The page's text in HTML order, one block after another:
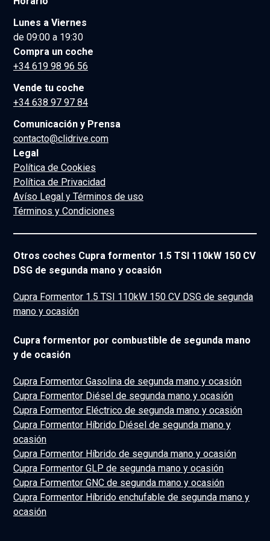
Lunes a Viernes
de 09:00 a 19:30
Compra un coche
+34 619 98 96 56
Vende tu coche
+34 638 97 97 84
Comunicación y Prensa
contacto@clidrive.com
Legal
Política de Cookies
Política de Privacidad
Avíso Legal y Términos de uso
Términos y Condiciones
Otros coches Cupra formentor 1.5 TSI 110kW 150 CV
DSG de segunda mano y ocasión
Cupra Formentor 1.5 TSI 110kW 150 CV DSG de segunda
mano y ocasión
Cupra formentor por combustible de segunda mano
y de ocasión
Cupra Formentor Gasolina de segunda mano y ocasión
Cupra Formentor Diésel de segunda mano y ocasión
Cupra Formentor Eléctrico de segunda mano y ocasión
Cupra Formentor Híbrido Diésel de segunda mano y
ocasión
Cupra Formentor Híbrido de segunda mano y ocasión
Cupra Formentor GLP de segunda mano y ocasión
Cupra Formentor GNC de segunda mano y ocasión
Cupra Formentor Híbrido enchufable de segunda mano y
ocasión